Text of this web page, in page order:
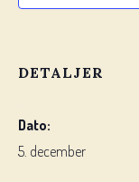
DETALJER
Dato:
5. december